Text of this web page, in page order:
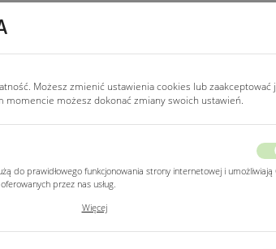
Możesz zmienić ustawienia cookies lub zaakceptować
momencie możesz dokonać zmiany swoich ustawień.
do prawidłowego funkcjonowania strony internetowej i umożliwiają
przez nas usług.
prywatności, logowania czy wypełniania formularzy. Dzięki plikom
Więcej